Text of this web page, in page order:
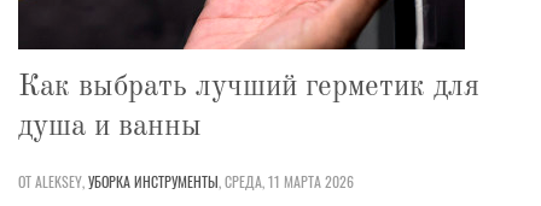
Как выбрать лучший герметик для
душа и ванны
ОТ ALEKSEY,УБОРКАИНСТРУМЕНТЫ,СРЕДА, 11 МАРТА 2026